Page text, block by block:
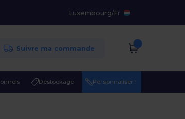
Luxembourg/Fr
Suivre ma commande
Déstockage Personnaliser !